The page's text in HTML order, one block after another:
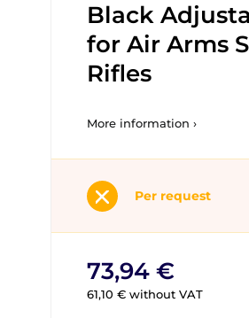
Black
for Air Arms
Rifles
More information ›
Per request
73,94 €
61,10 € without VAT